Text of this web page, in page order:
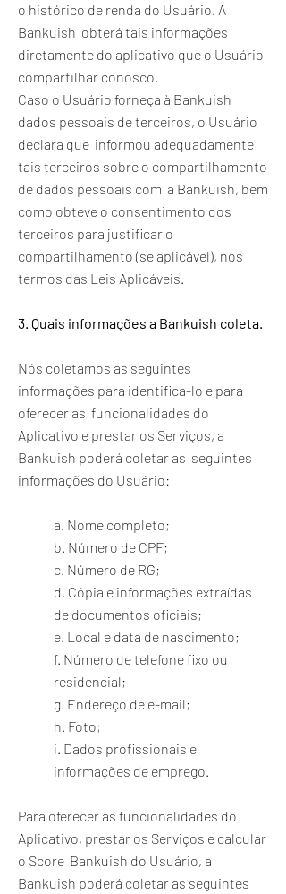
o histórico de renda do Usuário. A
Bankuish obterá tais informações
diretamente do aplicativo que o Usuário
compartilhar conosco.
Caso o Usuário forneça à Bankuish
dados pessoais de terceiros, o Usuário
declara que informou adequadamente
tais terceiros sobre o compartilhamento
de dados pessoais com a Bankuish, bem
como obteve o consentimento dos
terceiros para justificar o
compartilhamento (se aplicável), nos
termos das Leis Aplicáveis.
3. Quais informações a Bankuish coleta.
Nós coletamos as seguintes
informações para identifica-lo e para
oferecer as funcionalidades do
Aplicativo e prestar os Serviços, a
Bankuish poderá coletar as seguintes
informações do Usuário:
a. Nome completo;
b. Número de CPF;
c. Número de RG;
d. Cópia e informações extraídas
de documentos oficiais;
e. Local e data de nascimento;
f. Número de telefone fixo ou
residencial;
g. Endereço de e-mail;
h. Foto;
i. Dados profissionais e
informações de emprego.
Para oferecer as funcionalidades do
Aplicativo, prestar os Serviços e calcular
o Score Bankuish do Usuário, a
Bankuish poderá coletar as seguintes